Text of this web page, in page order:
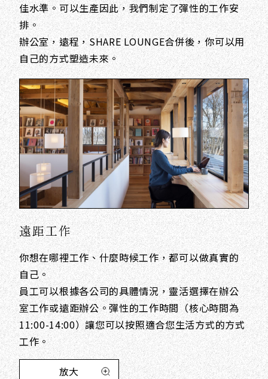
佳水準。可以生產因此，我們制定了彈性的工作安
排。
辦公室，遠程，SHARE LOUNGE合併後，你可以用
自己的方式塑造未來。
遠距工作
你想在哪裡工作、什麼時候工作，都可以做真實的
自己。
員工可以根據各公司的具體情況，靈活選擇在辦公
室工作或遠距辦公。彈性的工作時間（核心時間為
11:00-14:00）讓您可以按照適合您生活方式的方式
工作。
放大